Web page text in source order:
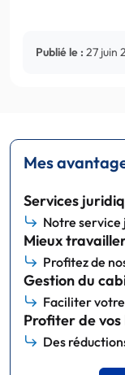
Publié le : 27 juin
Mes
Services
Notre service
Mieux
Profitez de
Gestion du
Faciliter
Profiter de vos
Des